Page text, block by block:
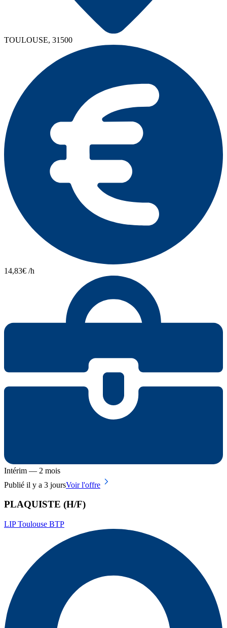
TOULOUSE, 31500
14,83€ /h
Intérim — 2 mois
Publié il y a 3 joursVoir l'offre
PLAQUISTE (H/F)
LIP Toulouse BTP